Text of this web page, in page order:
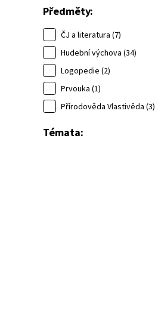
Předměty:
ČJ a literatura (7)
Hudební výchova (34)
Logopedie (2)
Prvouka (1)
Přírodověda Vlastivěda (3)
Témata: